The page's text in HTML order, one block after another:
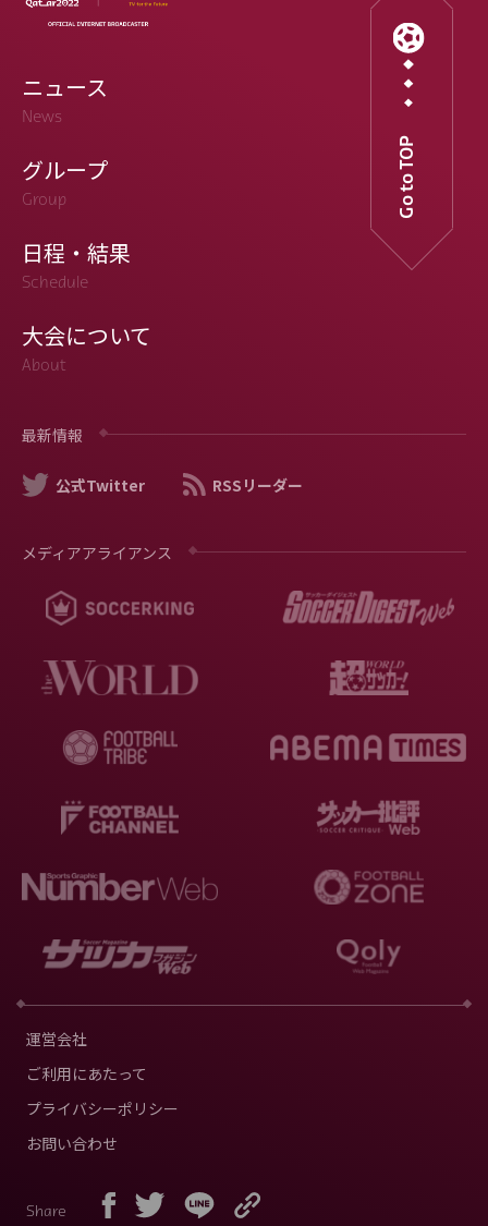
ニュース
News
グループ
Group
日程・結果
Schedule
大会について
About
最新情報
公式Twitter RSSリーダー
メディアアライアンス
Go to TOP
運営会社
ご利用にあたって
プライバシーポリシー
お問い合わせ
Share